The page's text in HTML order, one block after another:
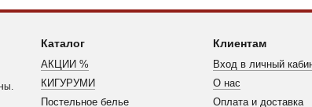
Каталог
АКЦИИ %
КИГУРУМИ
Постельное белье
Клиентам
Вход в личный
О нас
Оплата и доставка